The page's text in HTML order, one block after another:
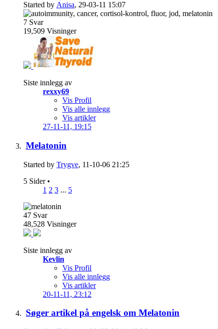
Started by Anisa, 29-03-11 15:07
7 Svar
19,509 Visninger
Siste innlegg av
rexxy69
Vis Profil
Vis alle innlegg
Vis artikler
27-11-11, 19:15
Melatonin
Started by Trygve, 11-10-06 21:25
5 Sider •
1 2 3 ... 5
47 Svar
48,528 Visninger
Siste innlegg av
Kevlin
Vis Profil
Vis alle innlegg
Vis artikler
20-11-11, 23:12
Søger artikel på engelsk om Melatonin